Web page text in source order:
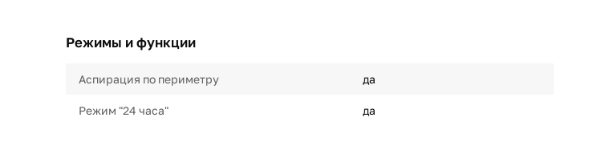
Режимы и функции
Аспирация по периметру да
Режим "24 часа" да